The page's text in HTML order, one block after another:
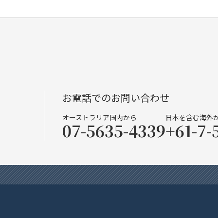
お電話でのお問い合わせ
オーストラリア国内から
07-5635-4339
日本を含む海外
+61-